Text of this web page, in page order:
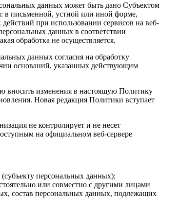
данных может быть дано Субъектом
в письменной, устной или иной форме,
при использовании сервисов на веб-
данных в соответствии
обработка не осуществляется.
данных согласия на обработку
оснований, указанных действующим
вносить изменения в настоящую Политику
Новая редакция Политики вступает
не контролирует и не несет
на официальном веб-сервере
персональных данных);
или совместно с другими лицами
состав персональных данных, подлежащих